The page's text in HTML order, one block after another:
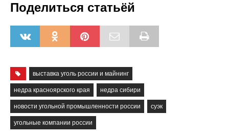
Поделиться статьёй
выставка уголь россии и майнинг
недра красноярского края недра сибири
новости угольной промышленности россии суэк
угольные компании россии